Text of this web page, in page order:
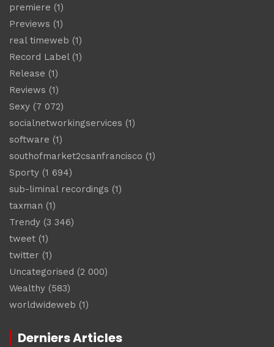
premiere (1)
Previews (1)
real timeweb (1)
Record Label(1)
Release (1)
Reviews (1)
Sexy (7 072)
socialnetworkingservices (1)
software (1)
southofmarket2csanfrancisco (1)
Sporty (1 694)
sub-liminal recordings (1)
taxman (1)
Trendy (3 346)
tweet (1)
twitter (1)
Uncategorised (2 000)
Wealthy (583)
worldwideweb (1)
Derniers Articles